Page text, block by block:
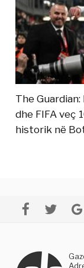
The Guardian:
dhe FIFA veç
historik në